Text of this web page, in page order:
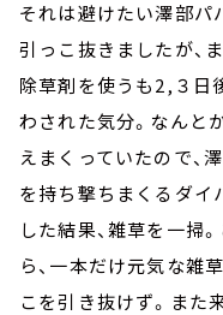
それは避けたい澤部パ
引っこ抜きましたが、
除草剤を使うも2,３日
わされた気分。なんと
えまくっていたので、
を持ち撃ちまくるダイ
した結果、雑草を一掃
ら、一本だけ元気な雑
こを引き抜けず。また